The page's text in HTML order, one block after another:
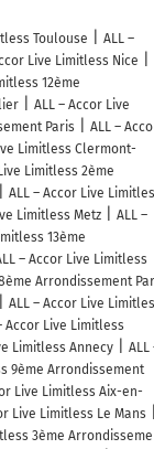
Toulouse
ALL –
Live Limitless Nice
12ème
ALL – Accor Live
Paris
ALL –
Limitless Clermont-
Limitless 2ème
ALL – Accor Live
Limitless Metz
ALL –
13ème
– Accor Live Limitless
Arrondissement
ALL – Accor Live
Accor Live Limitless
Limitless Annecy
ALL
9ème Arrondissement
Live Limitless Aix-en-
Live Limitless Le Mans
3ème